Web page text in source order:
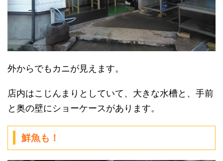
外からでもカニが見えます。
店内はこじんまりとしていて、大きな水槽と、手前
と奥の壁にショーケースがあります。
鮮魚も！